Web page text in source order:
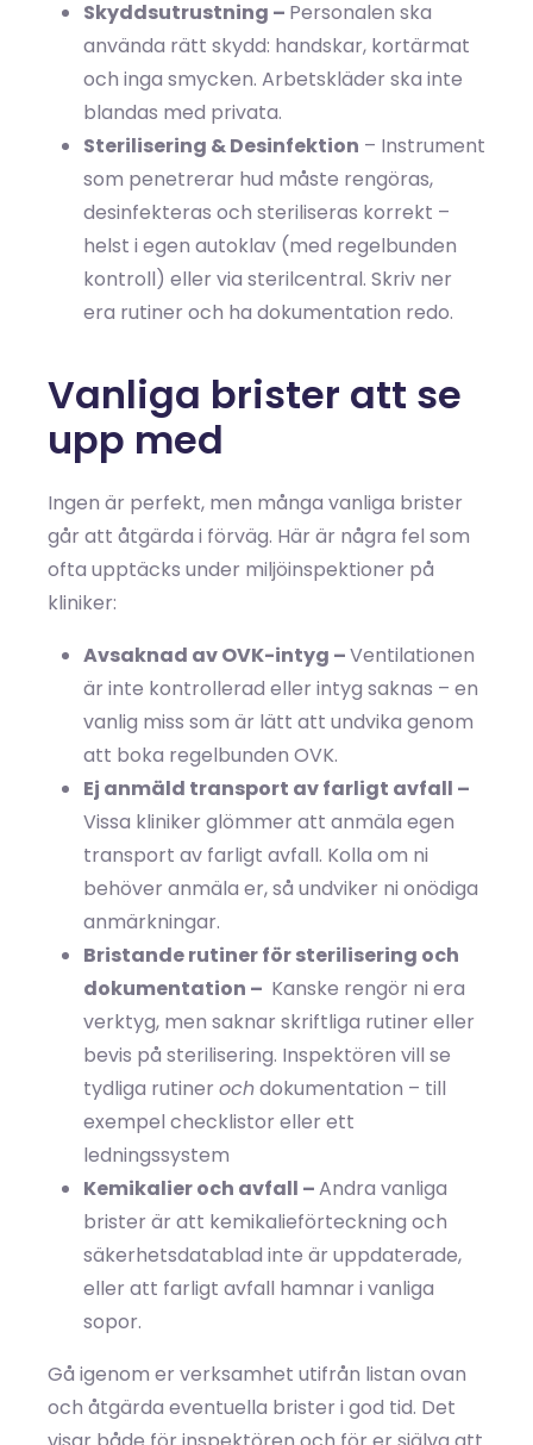
Skyddsutrustning – Personalen ska
använda rätt skydd: handskar, kortärmat
och inga smycken. Arbetskläder ska inte
blandas med privata.
Sterilisering & Desinfektion – Instrument
som penetrerar hud måste rengöras,
desinfekteras och steriliseras korrekt –
helst i egen autoklav (med regelbunden
kontroll) eller via sterilcentral. Skriv ner
era rutiner och ha dokumentation redo.
Vanliga brister att se
upp med
Ingen är perfekt, men många vanliga brister
går att åtgärda i förväg. Här är några fel som
ofta upptäcks under miljöinspektioner på
kliniker:
Avsaknad av OVK-intyg –Ventilationen
är inte kontrollerad eller intyg saknas – en
vanlig miss som är lätt att undvika genom
att boka regelbunden OVK.
Ej anmäld transport av farligt avfall –
Vissa kliniker glömmer att anmäla egen
transport av farligt avfall. Kolla om ni
behöver anmäla er, så undviker ni onödiga
anmärkningar.
Bristande rutiner för sterilisering och
dokumentation – Kanske rengör ni era
verktyg, men saknar skriftliga rutiner eller
bevis på sterilisering. Inspektören vill se
tydliga rutiner ochdokumentation – till
exempel checklistor eller ett
ledningssystem
Kemikalier och avfall –Andra vanliga
brister är att kemikalieförteckning och
säkerhetsdatablad inte är uppdaterade,
eller att farligt avfall hamnar i vanliga
sopor.
Gå igenom er verksamhet utifrån listan ovan
och åtgärda eventuella brister i god tid. Det